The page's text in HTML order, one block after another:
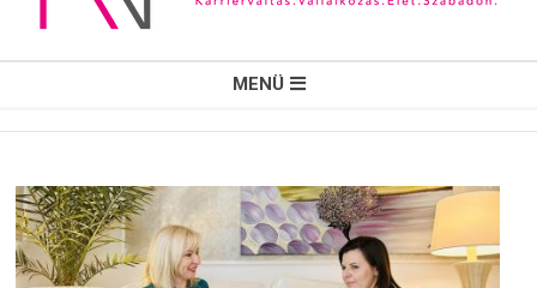
NŐI
VÁLTÓ
MENÜ